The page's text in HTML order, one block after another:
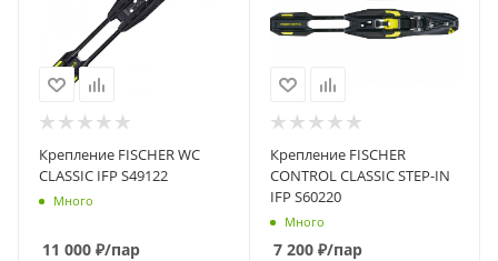
Крепление FISCHER WC
CLASSIC IFP S49122
Много
11 000 ₽/пар
Крепление FISCHER
CONTROL CLASSIC STEP-IN
IFP S60220
Много
7 200₽/пар